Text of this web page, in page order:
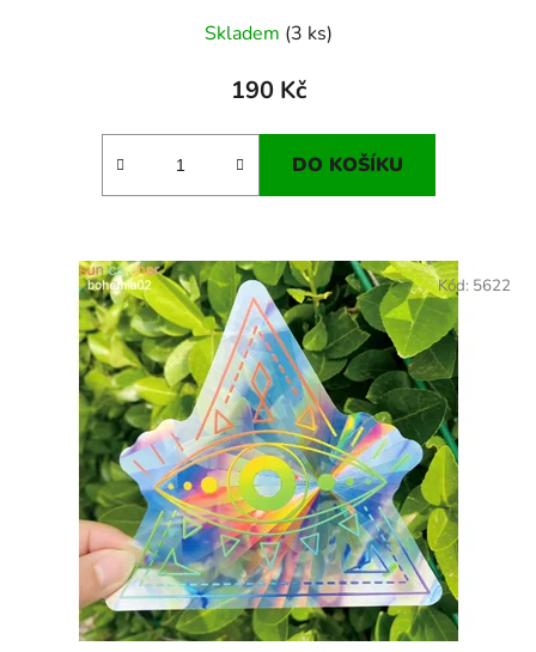
Skladem (3 ks)
190 Kč
DO KOŠÍKU
Kód: 5622